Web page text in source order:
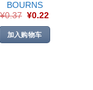
BOURNS
¥0.37 ¥0.22
加入购物车